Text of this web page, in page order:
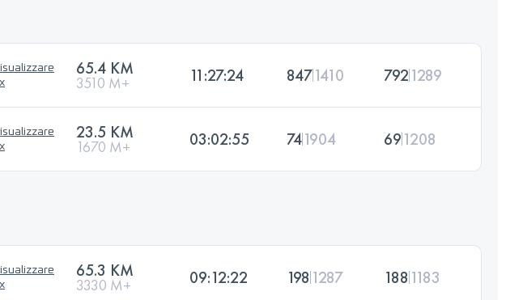
65.4 KM
3510 M+ 11:27:24 8471410 7921289
23.5 KM
1670 M+ 03:02:55 741904 691208
65.3 KM
3330 M+ 09:12:22 198 1287 188 1183